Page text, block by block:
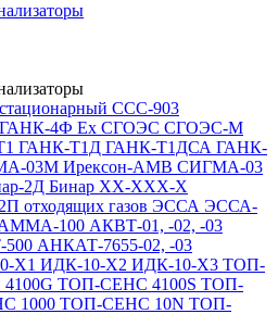
ССС-903
ГАНК-4Ф Ex СГОЭС СГОЭС-М
ГАНК-Т1Д ГАНК-Т1ДСА ГАНК-
03М Ирексон-АМВ СИГМА-03
2Д Бинар ХХ-ХХХ-Х
отходящих газов ЭССА ЭССА-
100 АКВТ-01, -02, -03
АНКАТ-7655-02, -03
Х1 ИДК-10-Х2 ИДК-10-Х3 ТОП-
ТОП-СЕНС 4100S ТОП-
1000 ТОП-СЕНС 10N ТОП-